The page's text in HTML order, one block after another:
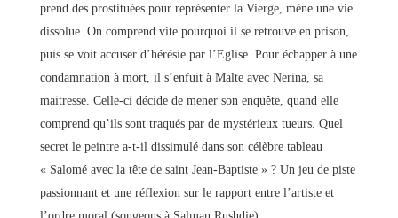
prend des prostituées pour représenter la Vierge, mène une vie
dissolue. On comprend vite pourquoi il se retrouve en prison,
puis se voit accuser d’hérésie par l’Eglise. Pour échapper à une
condamnation à mort, il s’enfuit à Malte avec Nerina, sa
maitresse. Celle-ci décide de mener son enquête, quand elle
comprend qu’ils sont traqués par de mystérieux tueurs. Quel
secret le peintre a-t-il dissimulé dans son célèbre tableau
« Salomé avec la tête de saint Jean-Baptiste » ? Un jeu de piste
passionnant et une réflexion sur le rapport entre l’artiste et